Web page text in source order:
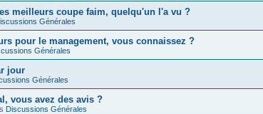
meilleurs coupe faim, quelqu'un l'a vu ?
Générales
pour le management, vous connaissez ?
Générales
jour
Générales
vous avez des avis ?
Discussions Générales